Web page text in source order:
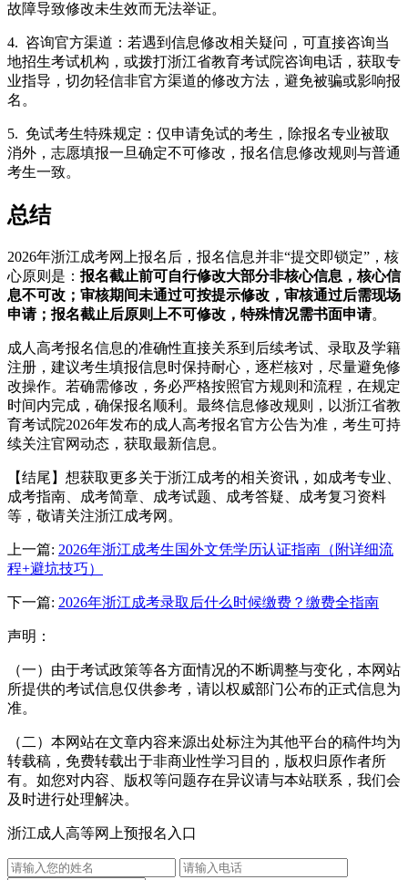
故障导致修改未生效而无法举证。
4. 咨询官方渠道：若遇到信息修改相关疑问，可直接咨询当
地招生考试机构，或拨打浙江省教育考试院咨询电话，获取专
业指导，切勿轻信非官方渠道的修改方法，避免被骗或影响报
名。
5. 免试考生特殊规定：仅申请免试的考生，除报名专业被取
消外，志愿填报一旦确定不可修改，报名信息修改规则与普通
考生一致。
总结
2026年浙江成考网上报名后，报名信息并非“提交即锁定”，核
心原则是： 报名截止前可自行修改大部分非核心信息，核心信
息不可改；审核期间未通过可按提示修改，审核通过后需现场
申请；报名截止后原则上不可修改，特殊情况需书面申请。
成人高考报名信息的准确性直接关系到后续考试、录取及学籍
注册，建议考生填报信息时保持耐心，逐栏核对，尽量避免修
改操作。若确需修改，务必严格按照官方规则和流程，在规定
时间内完成，确保报名顺利。最终信息修改规则，以浙江省教
育考试院2026年发布的成人高考报名官方公告为准，考生可持
续关注官网动态，获取最新信息。
【结尾】想获取更多关于浙江成考的相关资讯，如成考专业、
成考指南、成考简章、成考试题、成考答疑、成考复习资料
等，敬请关注浙江成考网。
上一篇: 2026年浙江成考生国外文凭学历认证指南（附详细流
程+避坑技巧）
下一篇: 2026年浙江成考录取后什么时候缴费？缴费全指南
声明：
（一）由于考试政策等各方面情况的不断调整与变化，本网站
所提供的考试信息仅供参考，请以权威部门公布的正式信息为
准。
（二）本网站在文章内容来源出处标注为其他平台的稿件均为
转载稿，免费转载出于非商业性学习目的，版权归原作者所
有。如您对内容、版权等问题存在异议请与本站联系，我们会
及时进行处理解决。
浙江成人高等网上预报名入口